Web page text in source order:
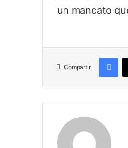
un mandato
Compartir